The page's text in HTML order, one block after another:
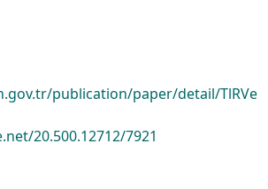
publication/paper/detail/TlRVe
20.500.12712/7921